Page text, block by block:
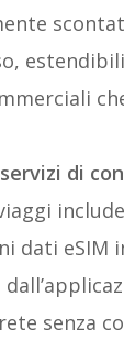
di
dati eSIM
senza